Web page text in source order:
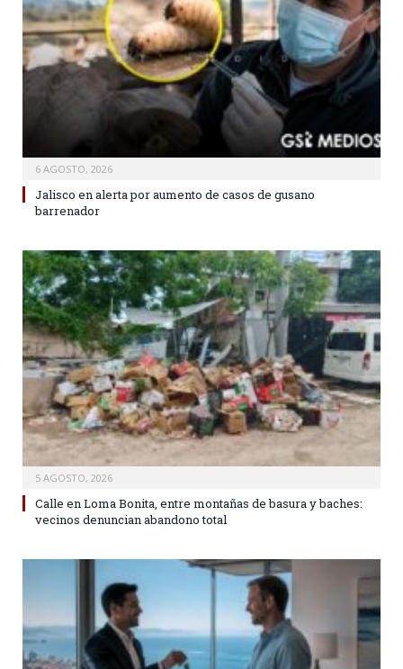
6 AGOSTO, 2026
Jalisco en alerta por aumento de casos de gusano
barrenador
5 AGOSTO, 2026
Calle en Loma Bonita, entre montañas de basura y baches:
vecinos denuncian abandono total